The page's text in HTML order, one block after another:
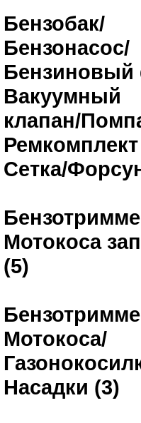
Бензобак/
Бензонасос/
Бензиновый
Вакуумный
клапан/
Сетка/
Мотокоса
(5)
Мотокоса/
Насадки (3)